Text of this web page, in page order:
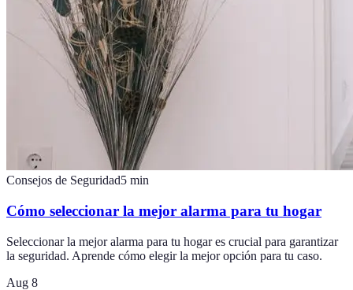
Consejos de Seguridad5 min
Cómo seleccionar la mejor alarma para tu hogar
Seleccionar la mejor alarma para tu hogar es crucial para garantizar
la seguridad. Aprende cómo elegir la mejor opción para tu caso.
Aug 8